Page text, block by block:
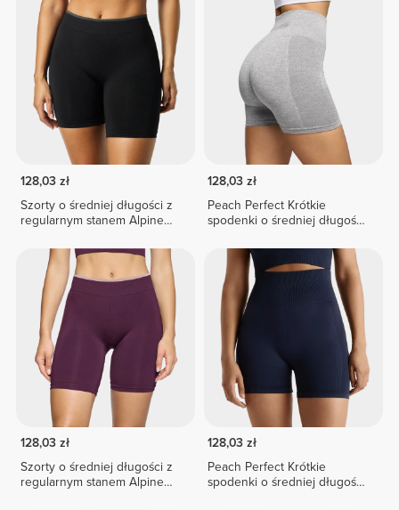
128,03 zł
Szorty o średniej długości z
regularnym stanem Alpine
128,03 zł
Peach Perfect Krótkie
spodenki o średniej długości
128,03 zł
Szorty o średniej długości z
regularnym stanem Alpine
128,03 zł
Peach Perfect Krótkie
spodenki o średniej długości